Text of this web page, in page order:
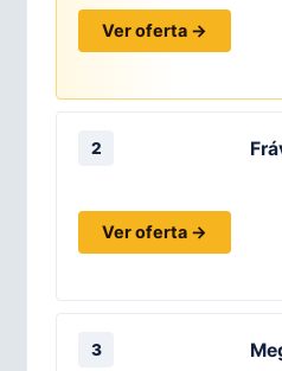
Ver oferta →
2
Ver oferta →
3